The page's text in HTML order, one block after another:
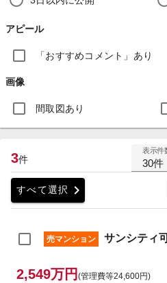
アピール
「おすすめコメント」あり
画像
間取図あり
3件
表示件
30件
すべて選択 chevron_right
売マンション サンシティ
2,549万円 (管理費等24,600円)